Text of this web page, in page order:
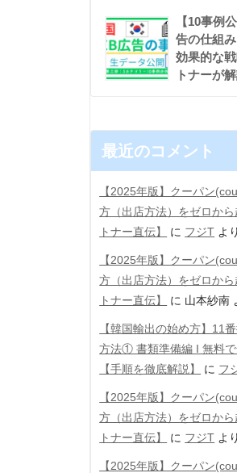
【10事例
告の仕組
効果的な
トナーが解
最近のコメント
【2025年版】クーパン
方（出店方法）をゼロか
トナー直伝】
に フジT より
【2025年版】クーパン
方（出店方法）をゼロか
トナー直伝】
に 山本紗南
【韓国輸出の始め方】11
方法① 書類準備編 Ι 無料
【手順を徹底解説】
に フ
【2025年版】クーパン
方（出店方法）をゼロか
トナー直伝】
に フジT より
【2025年版】クーパン